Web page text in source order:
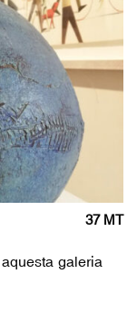
37 MT
aquesta galeria